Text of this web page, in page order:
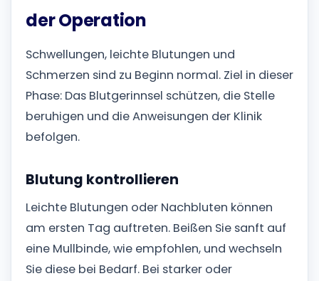
der Operation
Schwellungen, leichte Blutungen und
Schmerzen sind zu Beginn normal. Ziel in dieser
Phase: Das Blutgerinnsel schützen, die Stelle
beruhigen und die Anweisungen der Klinik
befolgen.
Blutung kontrollieren
Leichte Blutungen oder Nachbluten können
am ersten Tag auftreten. Beißen Sie sanft auf
eine Mullbinde, wie empfohlen, und wechseln
Sie diese bei Bedarf. Bei starker oder